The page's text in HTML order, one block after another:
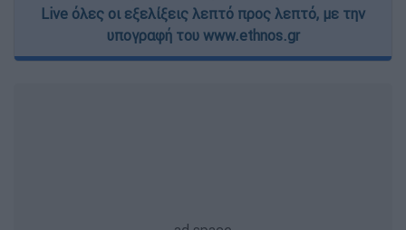
Live όλες οι εξελίξεις λεπτό προς λεπτό, με την
υπογραφή του www.ethnos.gr